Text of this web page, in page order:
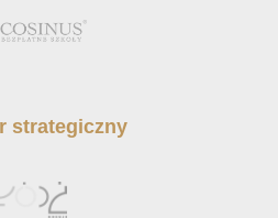
strategiczny